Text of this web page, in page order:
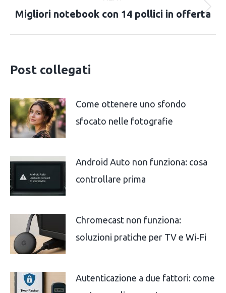
Next
Migliori notebook con 14 pollici in offerta
Post collegati
Come ottenere uno sfondo
sfocato nelle fotografie
Android Auto non funziona: cosa
controllare prima
Chromecast non funziona:
soluzioni pratiche per TV e Wi‑Fi
Autenticazione a due fattori: come